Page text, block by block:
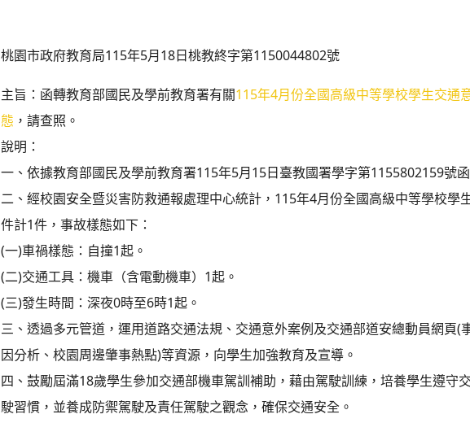
桃園市政府教育局115年5月18日桃教終字第1150044802號
主旨：函轉教育部國民及學前教育署有關115年4月份全國高級中等學校學生交通
態 ，請查照。
說明：
一、依據教育部國民及學前教育署115年5月15日臺教國署學字第1155802159號函
二、經校園安全暨災害防救通報處理中心統計，115年4月份全國高級中等學校學
件計1件，事故樣態如下：
(一)車禍樣態：自撞1起。
(二)交通工具：機車（含電動機車）1起。
(三)發生時間：深夜0時至6時1起。
三、透過多元管道，運用道路交通法規、交通意外案例及交通部道安總動員網頁(
因分析、校園周邊肇事熱點)等資源，向學生加強教育及宣導。
四、鼓勵屆滿18歲學生參加交通部機車駕訓補助，藉由駕駛訓練，培養學生遵守
駛習慣，並養成防禦駕駛及責任駕駛之觀念，確保交通安全。